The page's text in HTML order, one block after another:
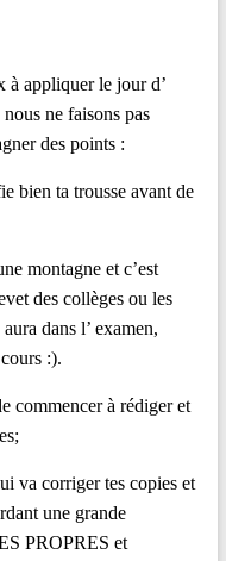
à appliquer le jour d’
ne faisons pas
des points :
bien ta trousse avant de
montagne et c’est
des collèges ou les
dans l’ examen,
:).
commencer à rédiger et
va corriger tes copies et
une grande
PROPRES et